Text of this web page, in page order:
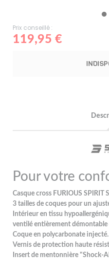
Prix conseillé :
119,95 €
Pour votre
Casque cross FURIOUS SPIRIT
3 tailles de coques pour un
Intérieur en tissu
ventilé entièrement démontable
Coque en polycarbonate injecté.
Vernis de protection haute
Insert de mentonnière "Shock-